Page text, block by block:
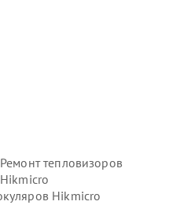
Ремонт тепловизоров
Hikmicro
Hikmicro